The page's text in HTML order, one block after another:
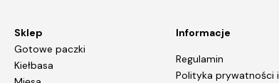
Sklep
Gotowe paczki
Kiełbasa
Informacje
Regulamin
Polityka prywatności i